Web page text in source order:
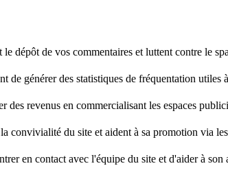
dépôt de vos commentaires et luttent contre le
de générer des statistiques de fréquentation utiles
des revenus en commercialisant les espaces
convivialité du site et aident à sa promotion via
en contact avec l'équipe du site et d'aider à son